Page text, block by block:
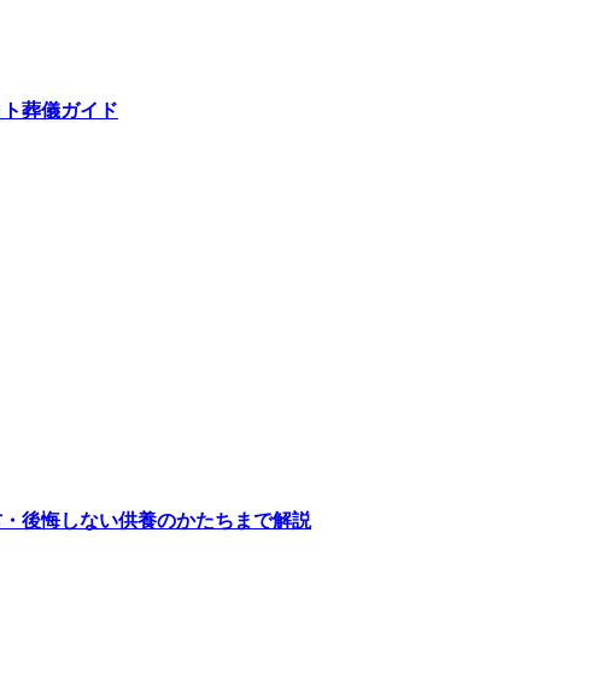
葬儀ガイド
後悔しない供養のかたちまで解説